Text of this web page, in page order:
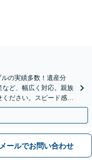
の実績多数！遺産分
ど、幅広く対応。親族
ださい。スピード感を
り】
メールでお問い合わせ